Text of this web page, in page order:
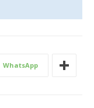
at
A
k
dI
WhatsApp